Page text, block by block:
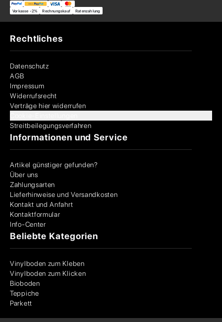
Vorkasse -2% Rechnungskauf Ratenzahlung
Rechtliches
Datenschutz
AGB
Impressum
Widerrufsrecht
Verträge hier widerrufen
Streitbeilegungsverfahren
Informationen und Service
Artikel günstiger gefunden?
Über uns
Zahlungsarten
Lieferhinweise und Versandkosten
Kontakt und Anfahrt
Kontaktformular
Info-Center
Beliebte Kategorien
Vinylboden zum Kleben
Vinylboden zum Klicken
Bioboden
Teppiche
Parkett